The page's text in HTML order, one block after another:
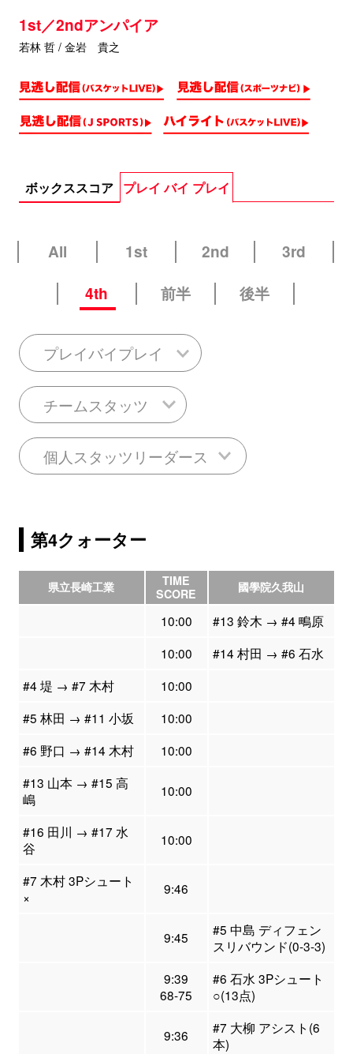
1st／2ndアンパイア
若林 哲 / 金岩 貴之
ボックススコア プレイ バイ プレイ
All 1st 2nd
3rd
4th
前半 後半
プレイバイプレイ
チームスタッツ
個人スタッツリーダース
第4クォーター
県立長崎工業
TIME
SCORE
國學院久我山
10:00
#13 鈴木 → #4 鴫原
10:00
#14 村田 → #6 石水
#4 堤 → #7 木村
10:00
#5 林田 → #11 小坂
10:00
#6 野口 → #14 木村
10:00
#13 山本 → #15 高
嶋
10:00
#16 田川 → #17 水
谷
10:00
#7 木村 3Pシュート
×
9:46
9:45
#5 中島 ディフェン
スリバウンド(0-3-3)
9:39
68-75
#6 石水 3Pシュート
○(13点)
9:36
#7 大柳 アシスト(6
本)